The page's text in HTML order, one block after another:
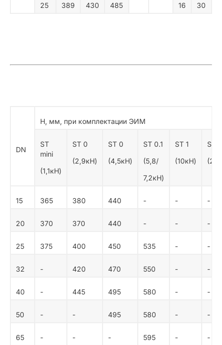
25 389 430 485 16 30
DN
Н, мм, при комплектации ЭИМ
ST
mini
(1,1кН)
ST 0
(2,9кН)
ST 0
(4,5кН)
ST 0.1
(5,8/
7,2кН)
ST 1
(10кН)
ST 2
15 365 380 440 - - -
20 370 370 440 - - -
25 375 400 450 535 - -
32 - 420 470 550 - -
40 - 445 495 580 - -
50 - - 495 580 - -
65 - - - 595 - -